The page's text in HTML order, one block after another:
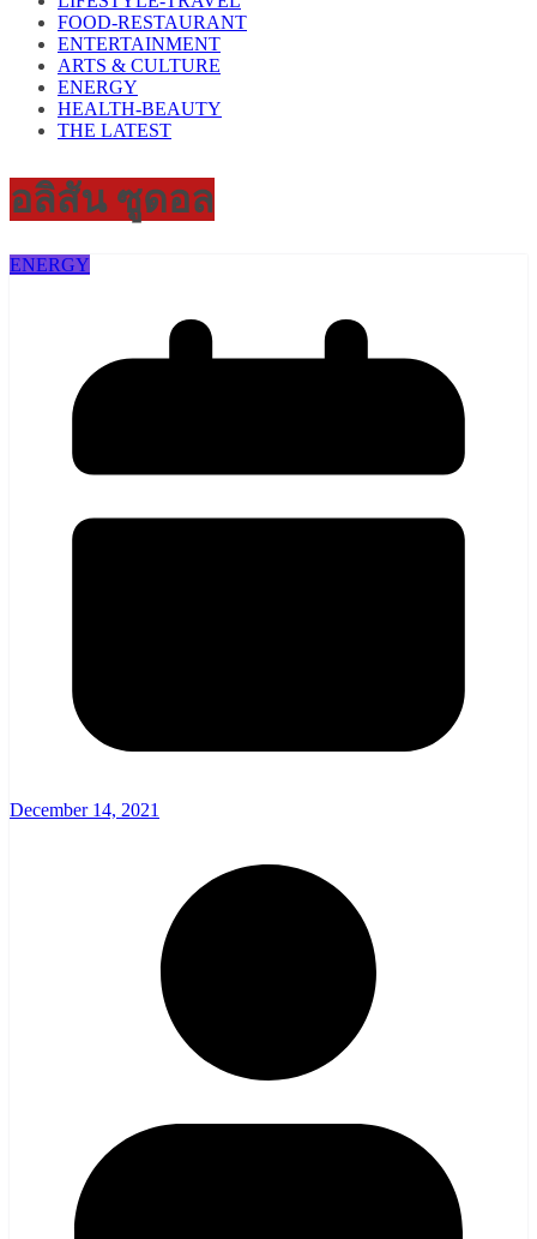
FOOD-RESTAURANT
ENTERTAINMENT
ARTS & CULTURE
ENERGY
HEALTH​-BEAUTY
THE LATEST
อลิสัน ซูดอล
ENERGY
December 14, 2021